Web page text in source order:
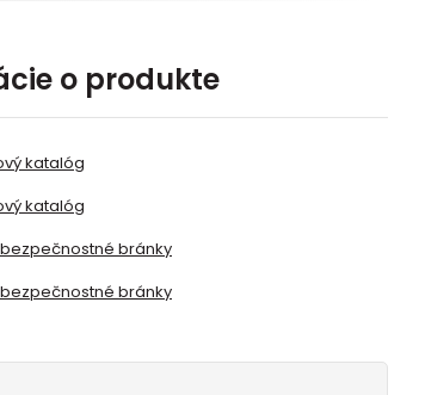
o produkte
katalóg
katalóg
bránky
bránky